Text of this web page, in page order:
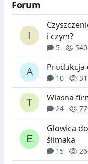
Forum
i czym?
5
Produkcja
10
Własna
24
Głowica
ślimaka
15